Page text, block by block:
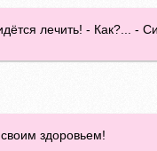
лечить! - Как?... -
здоровьем!